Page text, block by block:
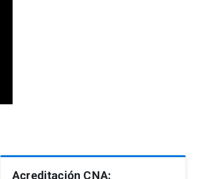
Acreditación CNA: